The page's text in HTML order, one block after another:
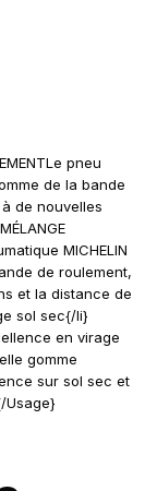
pneu
de la bande
de nouvelles
MICHELIN
de roulement,
et la distance de
sol sec{/li}
en virage
gomme
sur sol sec et
Usage}